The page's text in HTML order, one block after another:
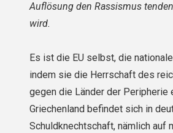
Auflösung den Rassismus
wird.
Es ist die EU selbst, die
indem sie die Herrschaft des
gegen die Länder der Peripherie
Griechenland befindet sich in
Schuldknechtschaft, nämlich auf